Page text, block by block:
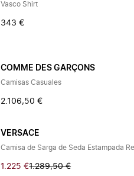
Vasco Shirt
343 €
COMME DES GARÇONS
Camisas Casuales
2.106,50 €
VERSACE
Camisa de Sarga de Seda Estampada
1.225 €1.289,50 €